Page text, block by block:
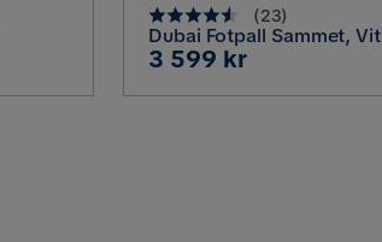
(23)
Dubai Fotpall Sammet, Vit
Pris
3 599 kr